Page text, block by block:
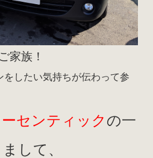
家族！
したい気持ちが伝わって参
センティック の一
して、